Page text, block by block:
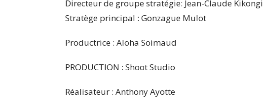
Directeur de groupe stratégie: Jean-Claude Kikongi
Stratège principal : Gonzague Mulot
Productrice : Aloha Soimaud
PRODUCTION : Shoot Studio
Réalisateur : Anthony Ayotte